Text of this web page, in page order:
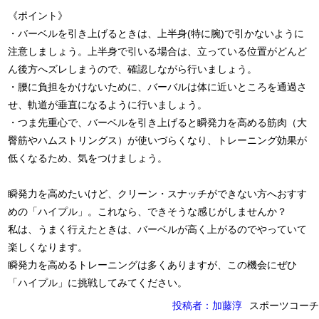
《ポイント》
・バーベルを引き上げるときは、上半身(特に腕)で引かないように
注意しましょう。上半身で引いる場合は、立っている位置がどんど
ん後方へズレしまうので、確認しながら行いましょう。
・腰に負担をかけないために、バーバルは体に近いところを通過さ
せ、軌道が垂直になるように行いましょう。
・つま先重心で、バーベルを引き上げると瞬発力を高める筋肉（大
臀筋やハムストリングス）が使いづらくなり、トレーニング効果が
低くなるため、気をつけましょう。
瞬発力を高めたいけど、クリーン・スナッチができない方へおすす
めの「ハイプル」。これなら、できそうな感じがしませんか？
私は、うまく行えたときは、バーベルが高く上がるのでやっていて
楽しくなります。
瞬発力を高めるトレーニングは多くありますが、この機会にぜひ
「ハイプル」に挑戦してみてください。
投稿者：加藤淳
スポーツコーチ